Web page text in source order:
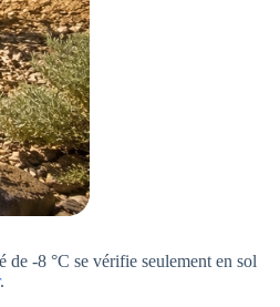
-8 °C se vérifie seulement en sol
.